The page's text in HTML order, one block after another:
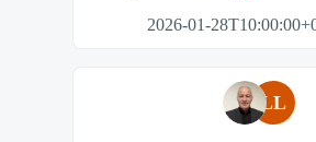
2026-01-
LL